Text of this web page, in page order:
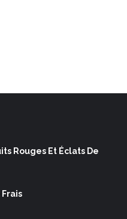
Rouges Et Éclats De